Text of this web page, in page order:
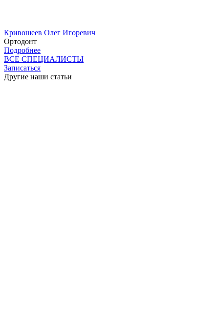
Кривошеев Олег Игоревич
Ортодонт
Подробнее
ВСЕ СПЕЦИАЛИСТЫ
Записаться
Другие наши статьи